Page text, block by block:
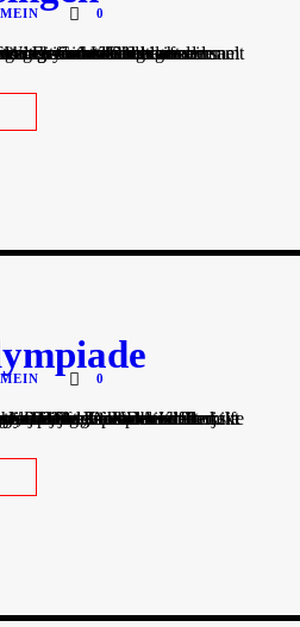
0
können.
0
wollten. Das Geld kommt dem Projekt „AJUDA Kinderhilfe für Honduras“ zugute, das ein Kinderheim für Straßenkinder unterhält. Informationen zum Projekt finden Sie unter http://ajuda.free.fr/